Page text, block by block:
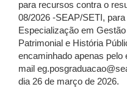
para recursos contra o
08/2026 -SEAP/SETI,
Especialização em
Patrimonial e História
encaminhado apenas pelo
mail
dia 26 de março de 2026.